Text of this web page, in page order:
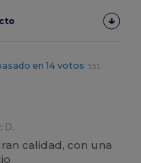
en 14 votos
551
D.
calidad, con una